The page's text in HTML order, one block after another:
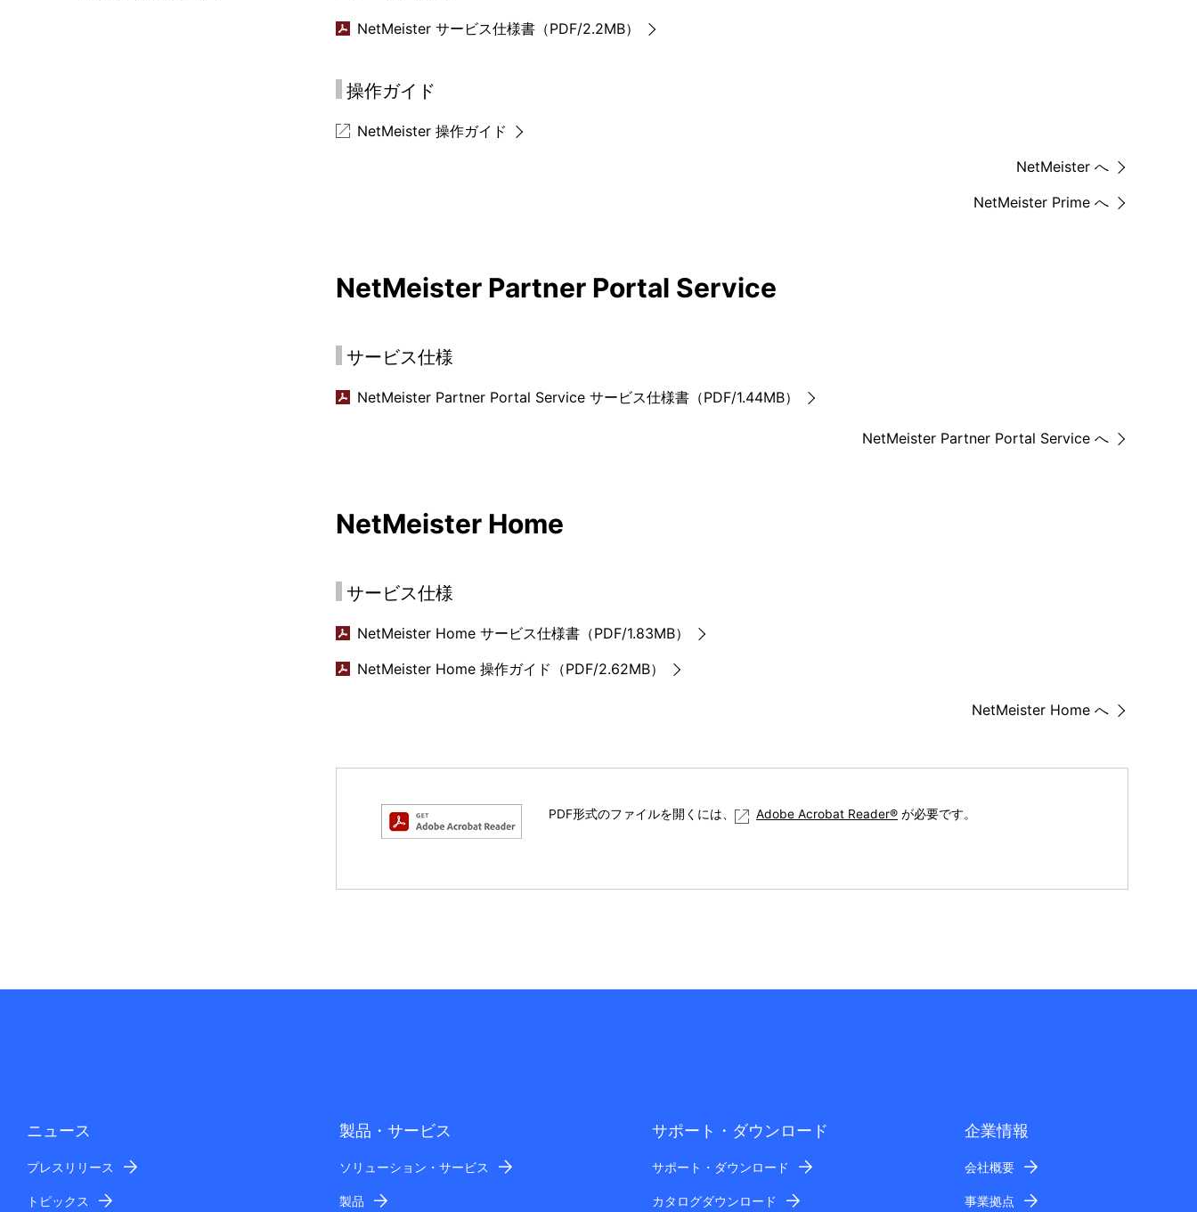
NetMeister サービス仕様書（PDF/2.2MB）
操作ガイド
NetMeister 操作ガイド
NetMeister へ
NetMeister Prime へ
NetMeister Partner Portal Service
サービス仕様
NetMeister Partner Portal Service サービス仕様書（PDF/1.44MB）
NetMeister Partner Portal Service へ
NetMeister Home
サービス仕様
NetMeister Home サービス仕様書（PDF/1.83MB）
NetMeister Home 操作ガイド（PDF/2.62MB）
NetMeister Home へ
PDF形式のファイルを開くには、 Adobe Acrobat Reader® が必要です。
ニュース
プレスリリース
トピックス
製品・サービス
ソリューション・サービス
製品
サポート・ダウンロード
サポート・ダウンロード
カタログダウンロード
企業情報
会社概要
事業拠点